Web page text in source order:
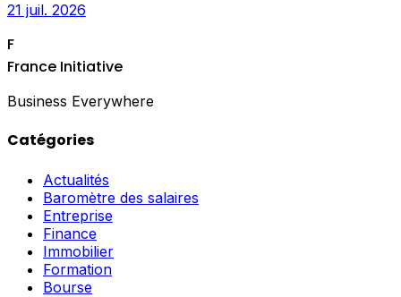
21 juil. 2026
F
France Initiative
Business Everywhere
Catégories
Actualités
Baromètre des salaires
Entreprise
Finance
Immobilier
Formation
Bourse